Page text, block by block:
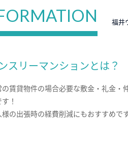
福井
スリーマンションとは？
の賃貸物件の場合必要な敷金・礼金・
！
様の出張時の経費削減にもおすすめです